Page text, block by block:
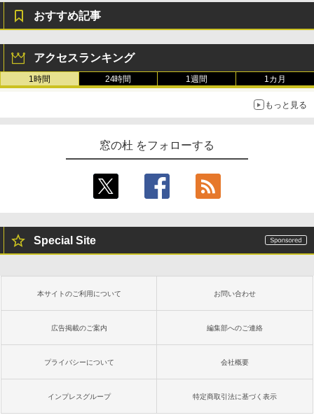
おすすめ記事
アクセスランキング
1時間 24時間 1週間 1カ月
もっと見る
窓の杜 をフォローする
Special Site
本サイトのご利用について お問い合わせ
広告掲載のご案内 編集部へのご連絡
プライバシーについて 会社概要
インプレスグループ 特定商取引法に基づく表示